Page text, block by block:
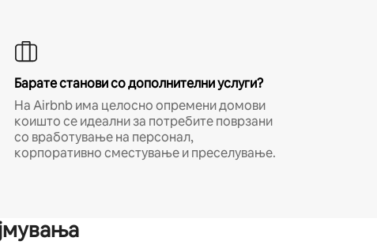
Барате станови со дополнителни услуги?
На Airbnb има целосно опремени домови
коишто се идеални за потребите поврзани
со вработување на персонал,
корпоративно сместување и преселување.